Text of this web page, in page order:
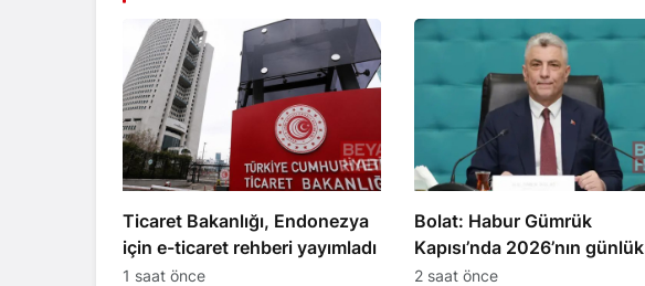
Ticaret Bakanlığı, Endonezya
için e-ticaret rehberi yayımladı
1 saat önce
Bolat: Habur Gümrük
Kapısı’nda 2026’nın günlük
TIR çıkış rekoru kırıldı
2 saat önce